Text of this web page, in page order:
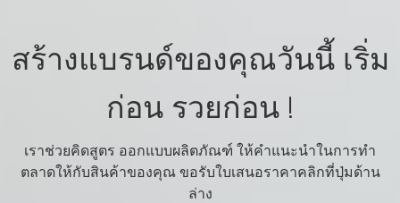
สร้างแบรนด์ของคุณวันนี้ เริ่ม
ก่อน รวยก่อน !
เราช่วยคิดสูตร ออกแบบผลิตภัณฑ์ ให้คำแนะนำในการทำ
ตลาดให้กับสินค้าของคุณ ขอรับใบเสนอราคาคลิกที่ปุ่มด้าน
ล่าง